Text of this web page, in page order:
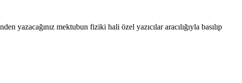
yazacağınız mektubun fiziki hali özel yazıcılar aracılığıyla basılıp